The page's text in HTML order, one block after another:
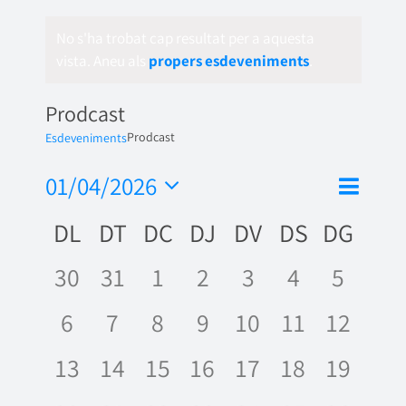
propers esdeveniments.
Prodcast
EsdevenimentsProdcast
Vistes
de
Mes
01/04/2026
una
data.
Calendari
de
Esdeveniments
DL DT DC DJ DV DS DG
0
30
0
31
0
1
0
2
0
3
0
4
0
5
0
6
0
7
0
8
0
9
0
10
0
11
0
12
0
13
0
14
0
15
0
16
0
17
0
18
0
19